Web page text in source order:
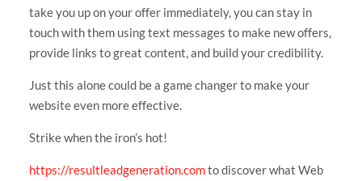
take you up on your offer immediately, you can stay in
touch with them using text messages to make new offers,
provide links to great content, and build your credibility.
Just this alone could be a game changer to make your
website even more effective.
Strike when the iron’s hot!
https://resultleadgeneration.comto discover what Web